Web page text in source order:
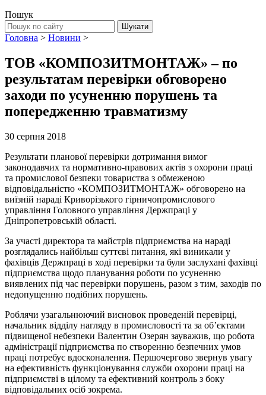
Пошук
Головна > Новини >
ТОВ «КОМПОЗИТМОНТАЖ» – по
результатам перевірки обговорено
заходи по усуненню порушень та
попередженню травматизму
30 серпня 2018
Результати планової перевірки дотримання вимог
законодавчих та нормативно-правових актів з охорони праці
та промислової безпеки товариства з обмеженою
відповідальністю «КОМПОЗИТМОНТАЖ» обговорено на
виїзній нараді Криворізького гірничопромислового
управління Головного управління Держпраці у
Дніпропетровській області.
За участі директора та майстрів підприємства на нараді
розглядались найбільш суттєві питання, які виникали у
фахівців Держпраці в ході перевірки та були заслухані фахівці
підприємства щодо планування роботи по усуненню
виявлених під час перевірки порушень, разом з тим, заходів по
недопущенню подібних порушень.
Роблячи узагальнюючий висновок проведеній перевірці,
начальник відділу нагляду в промисловості та за об’єктами
підвищеної небезпеки Валентин Озерян зауважив, що робота
адміністрації підприємства по створенню безпечних умов
праці потребує вдосконалення. Першочергово звернув увагу
на ефективність функціонування служби охорони праці на
підприємстві в цілому та ефективний контроль з боку
відповідальних осіб зокрема.